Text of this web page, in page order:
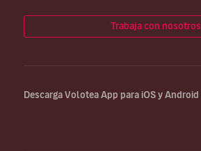
Trabaja con nosotros
Descarga Volotea App para iOS y Android